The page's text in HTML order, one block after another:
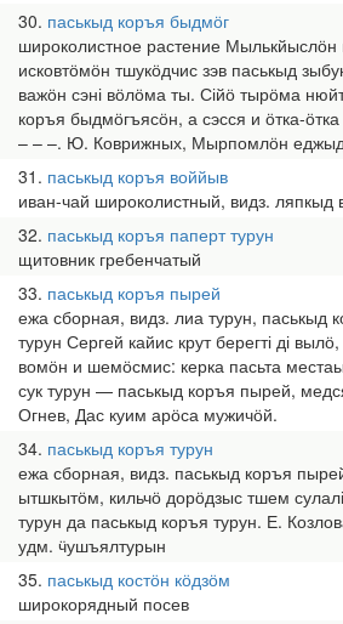
30 паськыд коръя быдмӧг
широколистное растение Мылькйыслӧн
исковтӧмӧн тшукӧдчис зэв паськыд
важӧн сэні вӧлӧма ты. Сійӧ тырӧма
коръя быдмӧгъясӧн, а сэсся и ӧтка-
– – –. Ю. Коврижных, Мырпомлӧн еджыд
31 паськыд коръя воййыв
иван-чай широколистный, видз. ляпкыд
32 паськыд коръя паперт турун
щитовник гребенчатый
33 паськыд коръя пырей
ежа сборная, видз. лиа турун, паськыд
турун Сергей кайис крут берегті ді
вомӧн и шемӧсмис: керка пасьта
сук турун — паськыд коръя пырей,
Огнев, Дас куим арӧса мужичӧй.
34 паськыд коръя турун
ежа сборная, видз. паськыд коръя
ытшкытӧм, кильчӧ дорӧдзыс тшем
турун да паськыд коръя турун. Е.
удм. ӵушъялтурын
35 паськыд костӧн кӧдзӧм
широкорядный посев